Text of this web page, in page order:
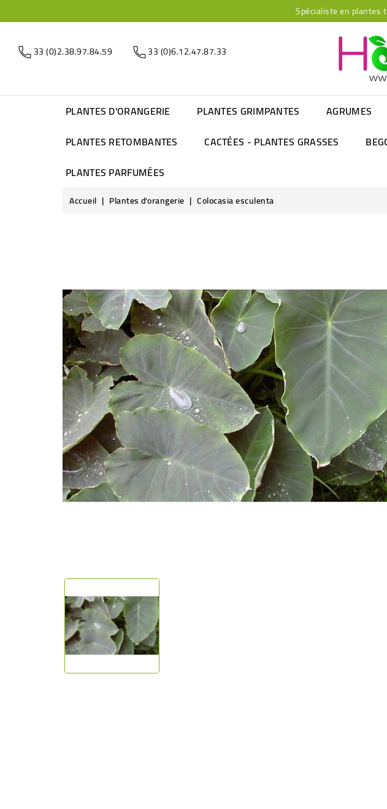
Spécialiste en plantes
33 (0)2.38.97.84.59 33 (0)6.12.47.87.33
PLANTES D'ORANGERIE PLANTES GRIMPANTES AGRUMES
PLANTES RETOMBANTES
CACTÉES - PLANTES GRASSES
PLANTES PARFUMÉES
Accueil Plantes d'orangerie Colocasia esculenta